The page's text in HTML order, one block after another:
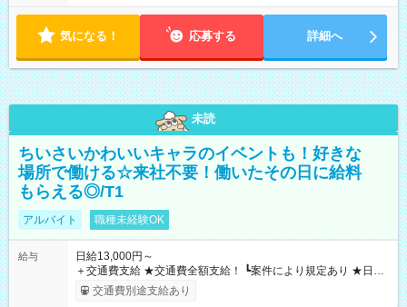
気になる！ 応募する 詳細へ
未読
ちいさいかわいいキャラのイベントも！好きな
場所で働ける☆来社不要！働いたその日に給料
もらえる◎/T1
アルバイト 職種未経験OK
給与
日給13,000円～
＋交通費支給 ★交通費全額支給！ ┗案件により規定あり ★日払
いOK！（規定あり） ┗働いたその日に現金GET♪ お仕事後はコ
ンビニATMから 日払い分を引き落とせます！ 【試用期間】試
交通費別途支給あり